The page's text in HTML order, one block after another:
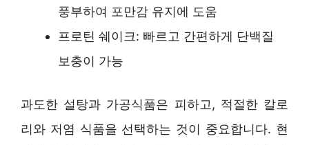
풍부하여 포만감 유지에 도움
프로틴 쉐이크: 빠르고 간편하게 단백질
보충이 가능
과도한 설탕과 가공식품은 피하고, 적절한 칼로
리와 저염 식품을 선택하는 것이 중요합니다. 현